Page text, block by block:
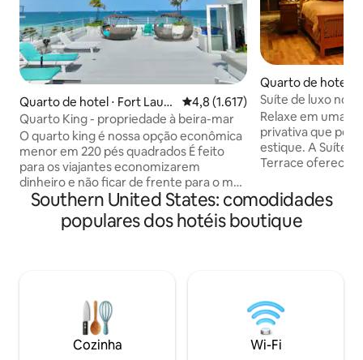
Quarto de hotel ⋅ Fort Laud
erdale
4,8 de uma avaliação média de
4,8 (1.617)
Quarto King - propriedade à beira-mar
O quarto king é nossa opção econômica
menor em 220 pés quadrados É feito
para os viajantes economizarem
dinheiro e não ficar de frente para o mar.
Temos também estúdios de 42 metros
quadrados e suítes à beira-mar por um
pouco mais. Somos um pequeno hotel
praia gratuito, WiFi gratuito e
estacionamento de US $ 10+tx/dia para
um carro pequeno ou de médio porte. O
hóspede principal DEVE TER mais de25
Quarto de hotel ⋅
ings
Suíte de luxo no
privacidade e
Relaxe em uma
privativa que
estique. A Suíte Anderson no Twilight
Terrace oferece
excelente
uma cozinha
micro-ondas, Wi-
modernas dão a
confortável e
Eureka Springs! Adicione
Southern United States: comodidades
populares dos hotéis boutique
Cozinha Wi-Fi